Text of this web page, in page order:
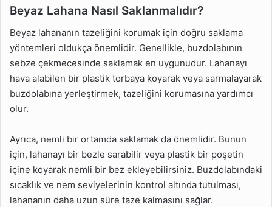
Beyaz Lahana Nasıl Saklanmalıdır?
Beyaz lahananın tazeliğini korumak için doğru saklama
yöntemleri oldukça önemlidir. Genellikle, buzdolabının
sebze çekmecesinde saklamak en uygunudur. Lahanayı
hava alabilen bir plastik torbaya koyarak veya sarmalayarak
buzdolabına yerleştirmek, tazeliğini korumasına yardımcı
olur.
Ayrıca, nemli bir ortamda saklamak da önemlidir. Bunun
için, lahanayı bir bezle sarabilir veya plastik bir poşetin
içine koyarak nemli bir bez ekleyebilirsiniz. Buzdolabındaki
sıcaklık ve nem seviyelerinin kontrol altında tutulması,
lahananın daha uzun süre taze kalmasını sağlar.